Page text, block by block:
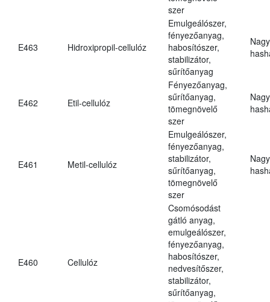
szer
E463 Hidroxipropil-cellulóz
Emulgeálószer,
fényezőanyag,
habosítószer,
stabilizátor,
sűrítőanyag
E462 Etil-cellulóz
Fényezőanyag,
sűrítőanyag,
tömegnövelő
szer
E461 Metil-cellulóz
Emulgeálószer,
fényezőanyag,
stabilizátor,
sűrítőanyag,
tömegnövelő
szer
E460 Cellulóz
Csomósodást
gátló anyag,
emulgeálószer,
fényezőanyag,
habosítószer,
nedvesítőszer,
stabilizátor,
sűrítőanyag,